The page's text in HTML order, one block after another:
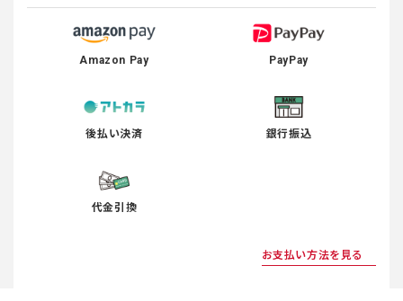
Amazon Pay PayPay
後払い決済 銀行振込
代金引換
お支払い方法を見る